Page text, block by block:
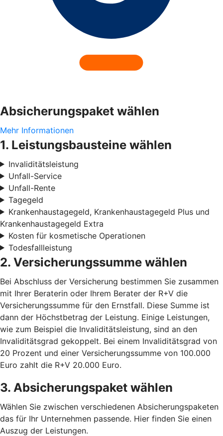
Absicherungspaket wählen
Mehr Informationen
1. Leistungsbausteine wählen
Invaliditätsleistung
Unfall-Service
Unfall-Rente
Tagegeld
Krankenhaustagegeld, Krankenhaustagegeld Plus und
Krankenhaustagegeld Extra
Kosten für kosmetische Operationen
Todesfallleistung
2. Versicherungssumme wählen
Bei Abschluss der Versicherung bestimmen Sie zusammen
mit Ihrer Beraterin oder Ihrem Berater der R+V die
Versicherungssumme für den Ernstfall. Diese Summe ist
dann der Höchstbetrag der Leistung. Einige Leistungen,
wie zum Beispiel die Invaliditätsleistung, sind an den
Invaliditätsgrad gekoppelt. Bei einem Invaliditätsgrad von
20 Prozent und einer Versicherungssumme von 100.000
Euro zahlt die R+V 20.000 Euro.
3. Absicherungspaket wählen
Wählen Sie zwischen verschiedenen Absicherungspaketen
das für Ihr Unternehmen passende. Hier finden Sie einen
Auszug der Leistungen.